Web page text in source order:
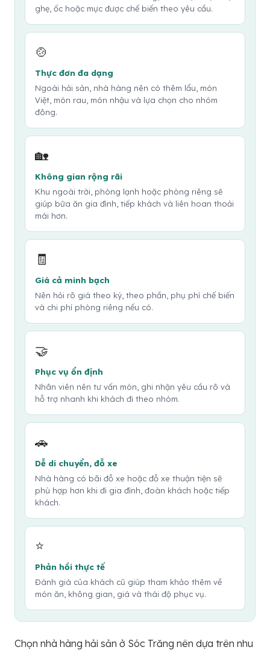
ghẹ, ốc hoặc mực được chế biến theo yêu cầu.
🍲
Thực đơn đa dạng
Ngoài hải sản, nhà hàng nên có thêm lẩu, món
Việt, món rau, món nhậu và lựa chọn cho nhóm
đông.
🏡
Không gian rộng rãi
Khu ngoài trời, phòng lạnh hoặc phòng riêng sẽ
giúp bữa ăn gia đình, tiếp khách và liên hoan thoải
mái hơn.
🧾
Giá cả minh bạch
Nên hỏi rõ giá theo ký, theo phần, phụ phí chế biến
và chi phí phòng riêng nếu có.
🤝
Phục vụ ổn định
Nhân viên nên tư vấn món, ghi nhận yêu cầu rõ và
hỗ trợ nhanh khi khách đi theo nhóm.
🚗
Dễ di chuyển, đỗ xe
Nhà hàng có bãi đỗ xe hoặc đỗ xe thuận tiện sẽ
phù hợp hơn khi đi gia đình, đoàn khách hoặc tiếp
khách.
⭐
Phản hồi thực tế
Đánh giá của khách cũ giúp tham khảo thêm về
món ăn, không gian, giá và thái độ phục vụ.
Chọn nhà hàng hải sản ở Sóc Trăng nên dựa trên nhu